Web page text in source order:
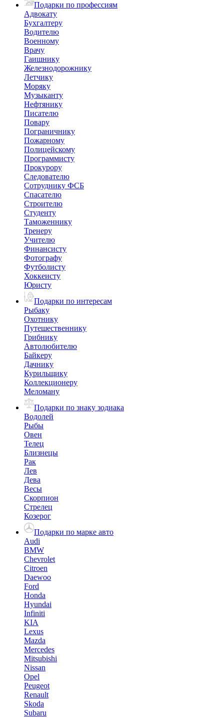
Подарки по профессиям
Адвокату
Бухгалтеру
Водителю
Военному
Врачу
Гаишнику
Железнодорожнику
Летчику
Моряку
Музыканту
Нефтянику
Писателю
Повару
Пограничнику
Пожарному
Полицейскому
Программисту
Прокурору
Следователю
Сотруднику ФСБ
Спасателю
Строителю
Студенту
Таможеннику
Тренеру
Учителю
Финансисту
Фотографу
Футболисту
Хоккеисту
Юристу
Подарки по интересам
Рыбаку
Охотнику
Путешественнику
Грибнику
Автолюбителю
Байкеру
Дачнику
Курильщику
Коллекционеру
Меломану
Подарки по знаку зодиака
Водолей
Рыбы
Овен
Телец
Близнецы
Рак
Лев
Дева
Весы
Скорпион
Стрелец
Козерог
Подарки по марке авто
Audi
BMW
Chevrolet
Citroen
Daewoo
Ford
Honda
Hyundai
Infiniti
KIA
Lexus
Mazda
Mercedes
Mitsubishi
Nissan
Opel
Peugeot
Renault
Skoda
Subaru